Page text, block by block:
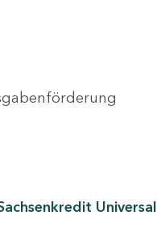
Universal